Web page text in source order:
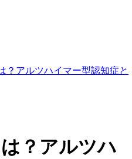
？アルツハイマー型認知症と
？アルツハ